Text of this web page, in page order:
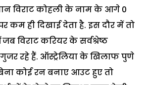
विराट कोहली के नाम के आगे 0
कम ही दिखाई देता है. इस दौर में तो
विराट करियर के सर्वश्रेष्‍ठ
रहे हैं. ऑस्‍ट्रेलिया के खिलाफ पुणे
कोई रन बनाए आउट हुए तो